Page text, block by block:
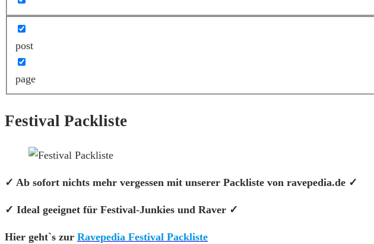
post
page
Festival Packliste
✓ Ab sofort nichts mehr vergessen mit unserer Packliste von ravepedia.de ✓
✓ Ideal geeignet für Festival-Junkies und Raver ✓
Hier geht`s zur Ravepedia Festival Packliste